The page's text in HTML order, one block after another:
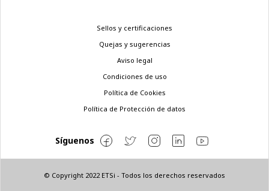
© Copyright 2022 ETSi - Todos los derechos reservados
Sellos y certificaciones
Quejas y sugerencias
Aviso legal
Condiciones de uso
Política de Cookies
Política de Protección de datos
Síguenos